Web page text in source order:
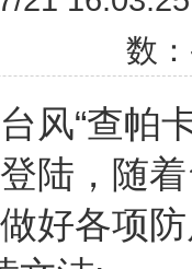
数：
“查帕卡
陆，随
好各项